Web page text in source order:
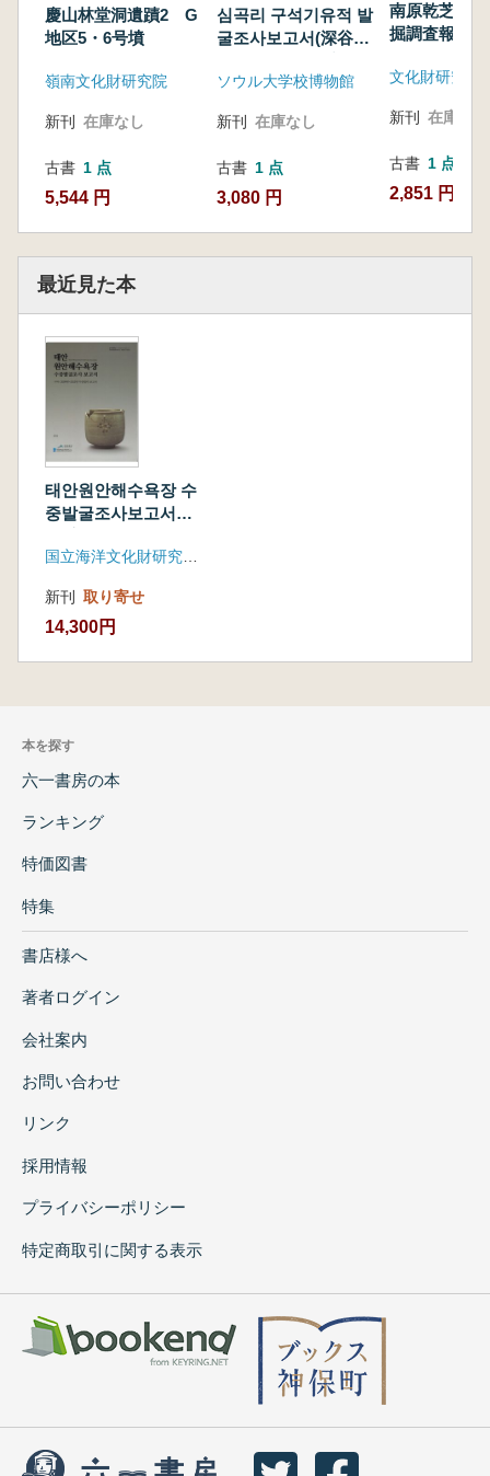
慶山林堂洞遺蹟2 G
地区5・6号墳
嶺南文化財研究院
新刊 在庫なし
古書 1 点
5,544 円
심곡리 구석기유적 발
굴조사보고서(深谷里
報告書)
ソウル大学校博物館
新刊 在庫なし
古書 1 点
3,080 円
南原乾芝里
掘調査報告書
文化財研究所
新刊 在庫なし
古書 1 点
2,851 円
最近見た本
태안원안해수욕장 수
중발굴조사보고서
場水中発掘調査報告
新刊 取り寄せ
14,300円
本を探す
六一書房の本
ランキング
特価図書
特集
書店様へ
著者ログイン
会社案内
お問い合わせ
リンク
採用情報
プライバシーポリシー
特定商取引に関する表示